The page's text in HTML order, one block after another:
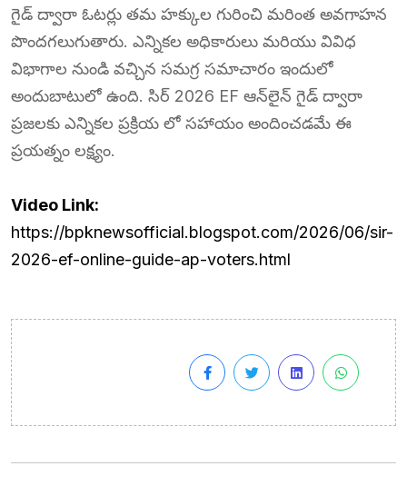
గైడ్ ద్వారా ఓటర్లు తమ హక్కుల గురించి మరింత అవగాహన
పొందగలుగుతారు. ఎన్నికల అధికారులు మరియు వివిధ
విభాగాల నుండి వచ్చిన సమగ్ర సమాచారం ఇందులో
అందుబాటులో ఉంది. సిర్ 2026 EF ఆన్‌లైన్ గైడ్ ద్వారా
ప్రజలకు ఎన్నికల ప్రక్రియ లో సహాయం అందించడమే ఈ
ప్రయత్నం లక్ష్యం.
Video Link:
https://bpknewsofficial.blogspot.com/2026/06/sir-
2026-ef-online-guide-ap-voters.html